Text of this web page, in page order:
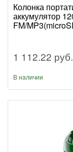
Колонка
аккумулятор
FM/
1 112.22 руб.
В наличии